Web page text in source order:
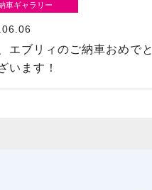
車ギャラリー
エブリィのご納車おめでと
います！